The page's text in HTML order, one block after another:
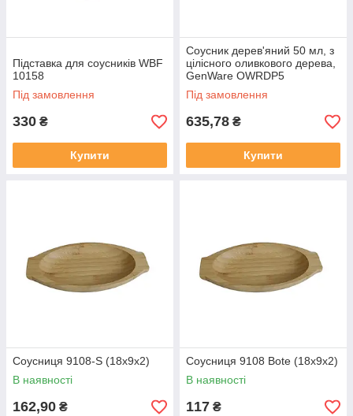
Підставка для соусників WBF
10158
Під замовлення
330 ₴
Купити
Соусник дерев'яний 50 мл, з
цілісного оливкового дерева,
GenWare OWRDP5
Під замовлення
635,78 ₴
Купити
Соусниця 9108-S (18x9x2)
В наявності
162,90 ₴
Соусниця 9108 Bote (18x9х2)
В наявності
117 ₴